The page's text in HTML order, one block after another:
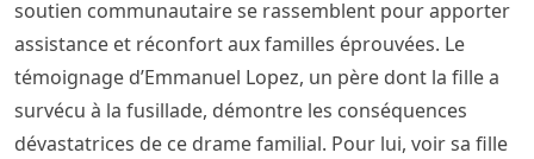
soutien communautaire se rassemblent pour apporter
assistance et réconfort aux familles éprouvées. Le
témoignage d’Emmanuel Lopez, un père dont la fille a
survécu à la fusillade, démontre les conséquences
dévastatrices de ce drame familial. Pour lui, voir sa fille